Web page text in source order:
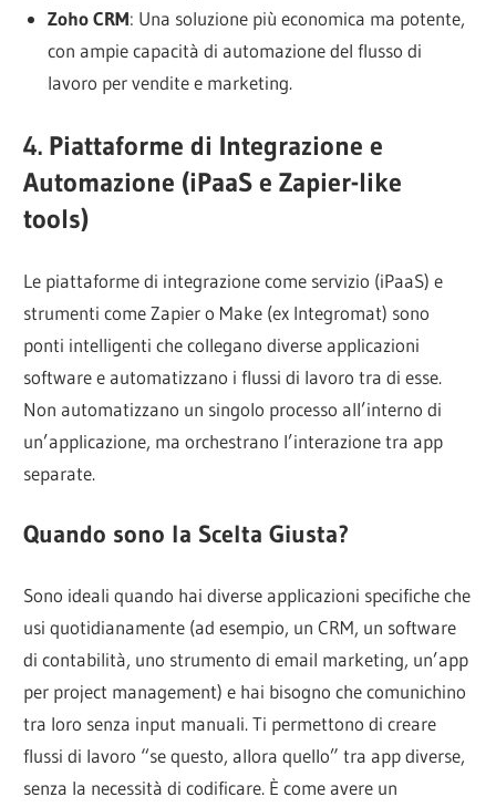
Zoho CRM: Una soluzione più economica ma potente,
con ampie capacità di automazione del flusso di
lavoro per vendite e marketing.
4. Piattaforme di Integrazione e
Automazione (iPaaS e Zapier-like
tools)
Le piattaforme di integrazione come servizio (iPaaS) e
strumenti come Zapier o Make (ex Integromat) sono
ponti intelligenti che collegano diverse applicazioni
software e automatizzano i flussi di lavoro tra di esse.
Non automatizzano un singolo processo all’interno di
un’applicazione, ma orchestrano l’interazione tra app
separate.
Quando sono la Scelta Giusta?
Sono ideali quando hai diverse applicazioni specifiche che
usi quotidianamente (ad esempio, un CRM, un software
di contabilità, uno strumento di email marketing, un’app
per project management) e hai bisogno che comunichino
tra loro senza input manuali. Ti permettono di creare
flussi di lavoro “se questo, allora quello” tra app diverse,
senza la necessità di codificare. È come avere un